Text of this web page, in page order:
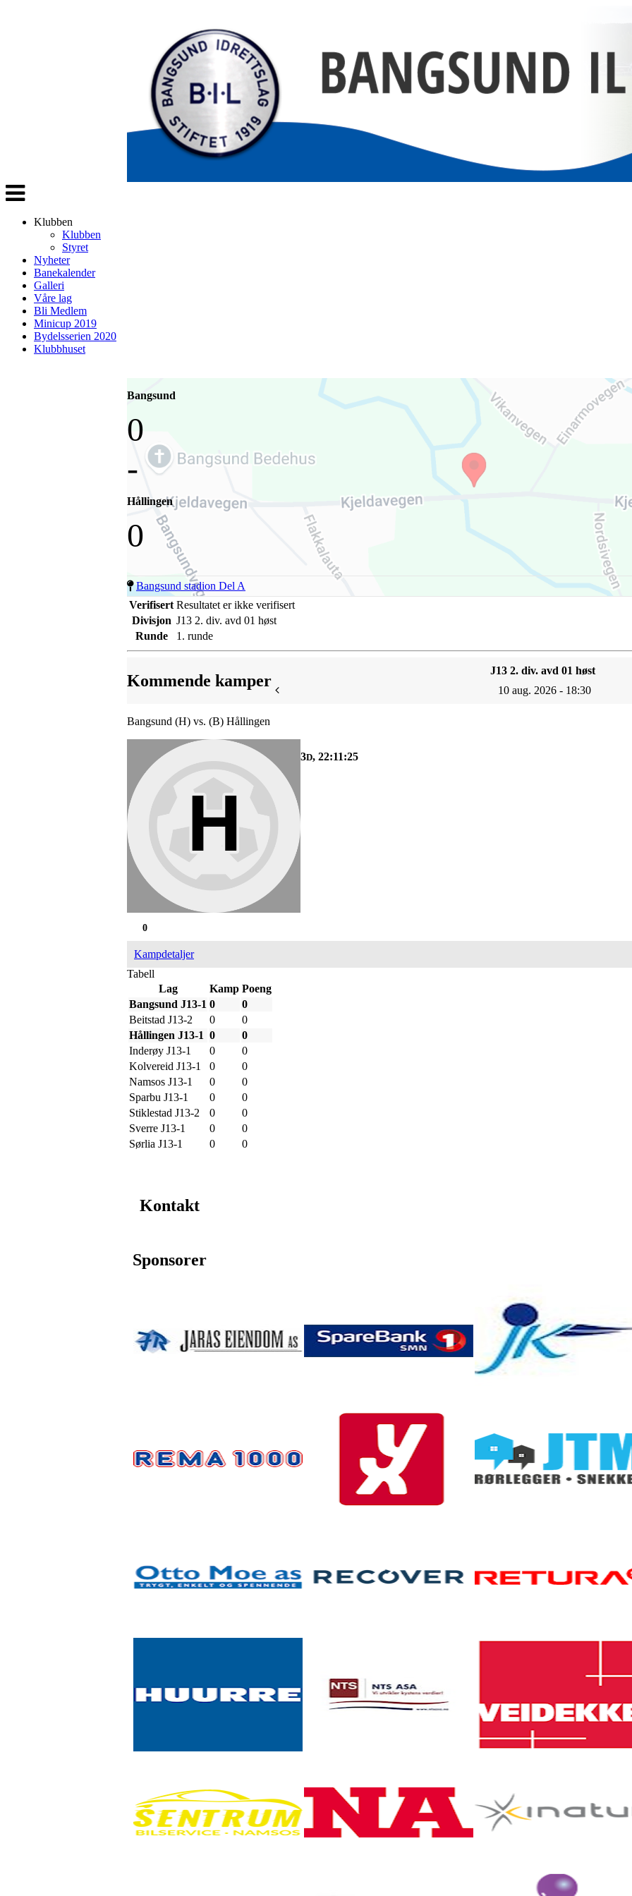
Veksle
navigasjon
Klubben
Klubben
Styret
Nyheter
Banekalender
Galleri
Våre lag
Bli Medlem
Minicup 2019
Bydelsserien 2020
Klubbhuset
Bangsund
0
-
Hållingen
0
Bangsund stadion Del A
Verifisert Resultatet er ikke verifisert
Divisjon J13 2. div. avd 01 høst
Runde
1. runde
Kommende kamper
J13 2. div. avd 01 høst
10 aug. 2026 - 18:30
Bangsund (H) vs. (B) Hållingen
3D, 22:11:24
0
Kampdetaljer
Tabell
Lag
Kamp Poeng
Bangsund J13-1 0
0
Beitstad J13-2
0
0
Hållingen J13-1 0
0
Inderøy J13-1
0
0
Kolvereid J13-1
0
0
Namsos J13-1
0
0
Sparbu J13-1
0
0
Stiklestad J13-2
0
0
Sverre J13-1
0
0
Sørlia J13-1
0 0
Kontakt
Sponsorer